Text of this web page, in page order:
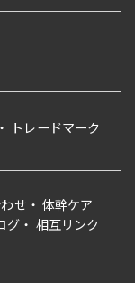
トレードマーク
せ
体幹ケア
グ 相互リンク